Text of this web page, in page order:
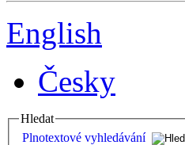
English
Česky
Hledat
Plnotextové vyhledávání